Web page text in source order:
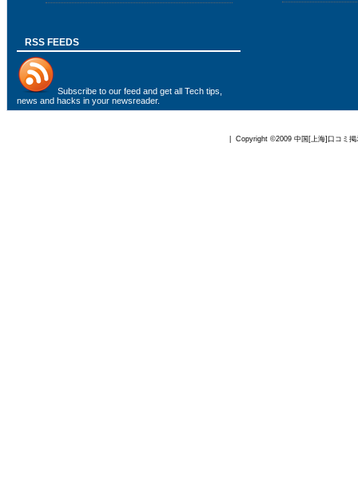
RSS FEEDS
Subscribe to our feed and get all Tech tips,
news and hacks in your newsreader.
| Copyright ©2009 中国[上海]口コミ掲